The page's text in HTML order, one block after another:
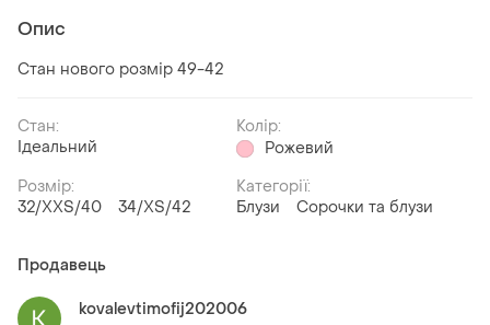
Опис
Стан нового розмір 49-42
Стан:
Ідеальний
Колір:
Рожевий
Розмір:
32/XXS/40
34/XS/42
Категорії:
Блузи
Сорочки та блузи
Продавець
kovalevtimofij202006